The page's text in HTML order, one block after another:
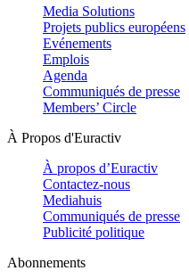
Media Solutions
Projets publics européens
Evénements
Emplois
Agenda
Communiqués de presse
Members’ Circle
À Propos d'Euractiv
À propos d’Euractiv
Contactez-nous
Mediahuis
Communiqués de presse
Publicité politique
Abonnements